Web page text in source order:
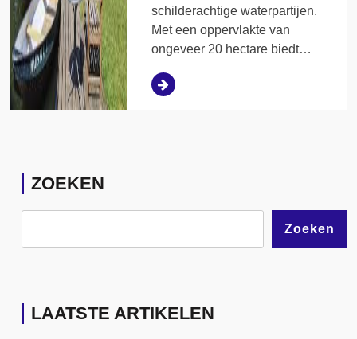
schilderachtige waterpartijen.
Met een oppervlakte van
ongeveer 20 hectare biedt…
ZOEKEN
Zoeken
LAATSTE ARTIKELEN